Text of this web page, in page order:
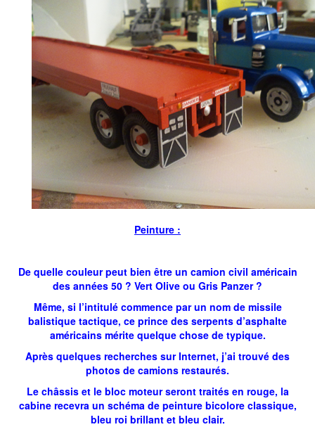
Peinture :
De quelle couleur peut bien être un camion civil américain
des années 50 ? Vert Olive ou Gris Panzer ?
Même, si l’intitulé commence par un nom de missile
balistique tactique, ce prince des serpents d’asphalte
américains mérite quelque chose de typique.
Après quelques recherches sur Internet, j’ai trouvé des
photos de camions restaurés.
Le châssis et le bloc moteur seront traités en rouge, la
cabine recevra un schéma de peinture bicolore classique,
bleu roi brillant et bleu clair.